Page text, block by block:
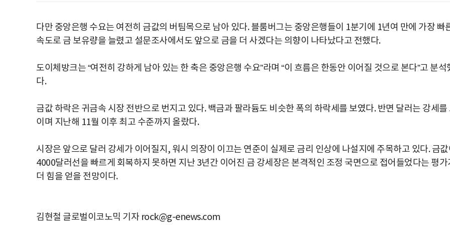
다만 중앙은행 수요는 여전히 금값의 버팀목으로 남아 있다. 블룸버그는 중앙은행들이 1분기에 1년여 만에 가장 빠
속도로 금 보유량을 늘렸고 설문조사에서도 앞으로 금을 더 사겠다는 의향이 나타났다고 전했다.
도이체방크는 “여전히 강하게 남아 있는 한 축은 중앙은행 수요”라며 “이 흐름은 한동안 이어질 것으로 본다”고 분석
다.
금값 하락은 귀금속 시장 전반으로 번지고 있다. 백금과 팔라듐도 비슷한 폭의 하락세를 보였다. 반면 달러는 강세를
이며 지난해 11월 이후 최고 수준까지 올랐다.
시장은 앞으로 달러 강세가 이어질지, 워시 의장이 이끄는 연준이 실제로 금리 인상에 나설지에 주목하고 있다. 금값
4000달러선을 빠르게 회복하지 못하면 지난 3년간 이어진 금 강세장은 본격적인 조정 국면으로 접어들었다는 평가
더 힘을 얻을 전망이다.
김현철 글로벌이코노믹 기자 rock@g-enews.com